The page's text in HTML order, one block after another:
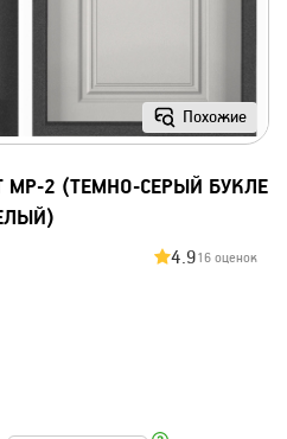
Похожие
MP-2 (ТЕМНО-СЕРЫЙ БУКЛЕ
4.916 оценок